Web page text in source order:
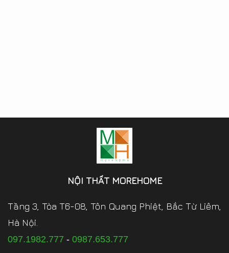
NỘI THẤT MOREHOME
Tầng 3, Tòa T6-08, Tôn Quang Phiệt, Bắc Từ Liêm,
Hà Nội.
097.1982.777 - 0987.653.777